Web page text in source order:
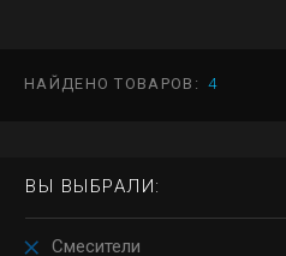
НАЙДЕНО ТОВАРОВ: 4
ВЫ ВЫБРАЛИ:
Смесители